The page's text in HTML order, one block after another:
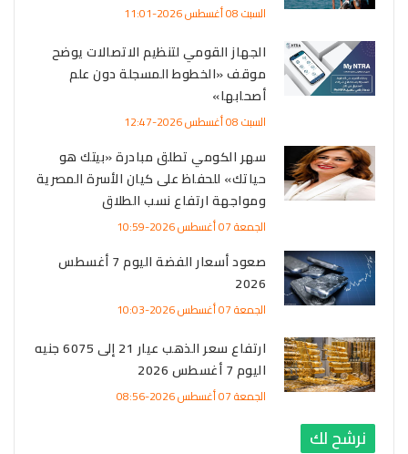
السبت 08 أغسطس 2026-11:01
الجهاز القومي لتنظيم الاتصالات يوضح
موقف «الخطوط المسجلة دون علم
أصحابها»
السبت 08 أغسطس 2026-12:47
سهر الكومي تطلق مبادرة «بيتك هو
حياتك» للحفاظ على كيان الأسرة المصرية
ومواجهة ارتفاع نسب الطلاق
الجمعة 07 أغسطس 2026-10:59
صعود أسعار الفضة اليوم 7 أغسطس
2026
الجمعة 07 أغسطس 2026-10:03
ارتفاع سعر الذهب عيار 21 إلى 6075 جنيه
اليوم 7 أغسطس 2026
الجمعة 07 أغسطس 2026-08:56
نرشح لك